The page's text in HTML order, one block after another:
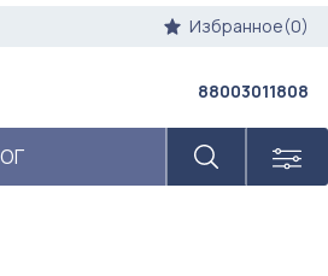
Избранное(0)
88003011808